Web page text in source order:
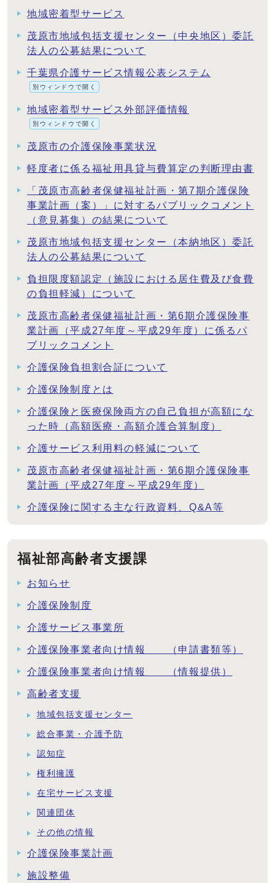
地域密着型サービス
茂原市地域包括支援センター（中央地区）委託
法人の公募結果について
千葉県介護サービス情報公表システム
別ウィンドウで開く
地域密着型サービス外部評価情報
別ウィンドウで開く
茂原市の介護保険事業状況
軽度者に係る福祉用具貸与費算定の判断理由書
「茂原市高齢者保健福祉計画・第7期介護保険
事業計画（案）」に対するパブリックコメント
（意見募集）の結果について
茂原市地域包括支援センター（本納地区）委託
法人の公募結果について
負担限度額認定（施設における居住費及び食費
の負担軽減）について
茂原市高齢者保健福祉計画・第6期介護保険事
業計画（平成27年度～平成29年度）に係るパ
ブリックコメント
介護保険負担割合証について
介護保険制度とは
介護保険と医療保険両方の自己負担が高額にな
った時（高額医療・高額介護合算制度）
介護サービス利用料の軽減について
茂原市高齢者保健福祉計画・第6期介護保険事
業計画（平成27年度～平成29年度）
介護保険に関する主な行政資料、Q&A等
福祉部高齢者支援課
お知らせ
介護保険制度
介護サービス事業所
介護保険事業者向け情報 （申請書類等）
介護保険事業者向け情報 （情報提供）
高齢者支援
地域包括支援センター
総合事業・介護予防
認知症
権利擁護
在宅サービス支援
関連団体
その他の情報
介護保険事業計画
施設整備